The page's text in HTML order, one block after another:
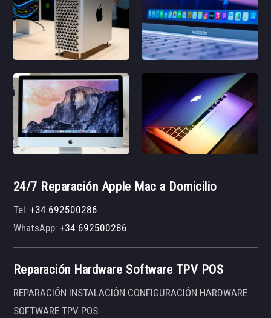
24/7 Reparación Apple Mac a Domicilio
Tel:+34 692500286
WhatsApp:+34 692500286
Reparación Hardware Software TPV POS
REPARACIÓN INSTALACIÓN CONFIGURACIÓN HARDWARE
SOFTWARE TPV POS